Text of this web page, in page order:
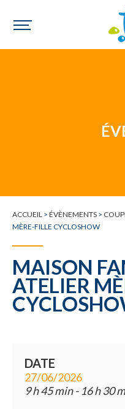
Un
ACCUEIL > ÉVÈNEMENTS >
MÈRE-FILLE CYCLOSHOW
MAISON
ATELIER
DATE
27/06/2026
9 h 45 min - 16 h 30